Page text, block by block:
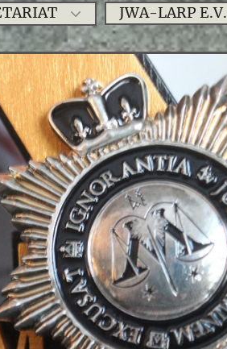
JWA-LARP E.V.